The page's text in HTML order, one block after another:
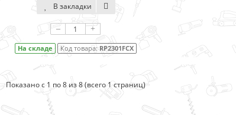
В закладки
– +
На складе Код товара:RP2301FCX
Показано с 1 по 8 из 8 (всего 1 страниц)